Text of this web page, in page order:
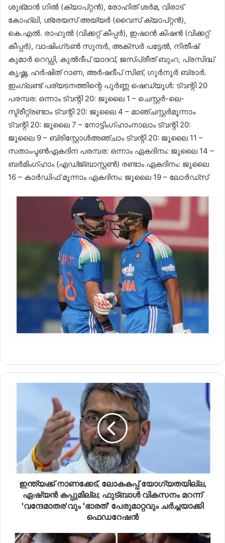
ശുഭ്മാൻ ഗിൽ (ക്യാപ്റ്റൻ), രോഹിത് ശർമ, വിരാട്
കോഹ്‌ലി, ശ്രേയസ് അയ്യർ (വൈസ് ക്യാപ്റ്റൻ),
കെ.എൽ. രാഹുൽ (വിക്കറ്റ് കീപ്പർ), ഇഷാൻ കിഷൻ (വിക്കറ്റ്
കീപ്പർ), വാഷിംഗ്ടൺ സുന്ദർ, അക്സർ പട്ടേൽ, നിതീഷ്
കുമാർ റെഡ്ഡി, കുൽദീപ് യാദവ്, ജസ്പ്രീത് ബുംറ, പ്രസിദ്ധ്
കൃഷ്ണ, ഹർഷിത് റാണ, അർഷദീപ് സിങ്, ഗുർനൂർ ബ്രാർ.
ഇംഗ്ലണ്ട് പര്യടനത്തിന്റെ പൂർണ്ണ ഷെഡ്യൂൾ: ട്വന്റി 20
പരമ്പര: ഒന്നാം ട്വന്റി 20: ജൂലൈ 1 – ചെസ്റ്റർ-ലെ-
സ്ട്രീറ്റ്രണ്ടാം ട്വന്റി 20: ജൂലൈ 4 – മാഞ്ചസ്റ്റർമൂന്നാം
ട്വന്റി 20: ജൂലൈ 7 – നോട്ടിംഗ്ഹാംനാലാം ട്വന്റി 20:
ജൂലൈ 9 – ബ്രിസ്റ്റോൾഅഞ്ചാം ട്വന്റി 20: ജൂലൈ 11 –
സതാംപ്ടൺഏകദിന പരമ്പര: ഒന്നാം ഏകദിനം: ജൂലൈ 14 –
ബർമിംഗ്ഹാം (എഡ്ജ്ബാസ്റ്റൺ) രണ്ടാം ഏകദിനം: ജൂലൈ
16 – കാർഡിഫ് മൂന്നാം ഏകദിനം: ജൂലൈ 19 – ലോർഡ്‌സ്
ഇന്ത്യക്ക് നാണക്കേട്, ലോകകപ്പ് യോഗ്യതയില്ല,
ഏഷ്യൻ കപ്പുമില്ല; ഫുട്ബാൾ വികസനം മറന്ന്
'വന്ദേമാതര'വും 'ഭാരത്' പേരുമാറ്റവും ചർച്ചയാക്കി
ഫെഡറേഷൻ